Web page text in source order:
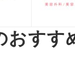
おすす